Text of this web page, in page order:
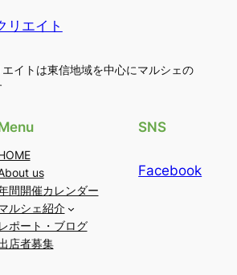
リエイト
イトは東信地域を中心にマルシェの
us
間開催カレンダー
ルシェ紹介
レポート・ブログ
店者募集
SNS
Facebook